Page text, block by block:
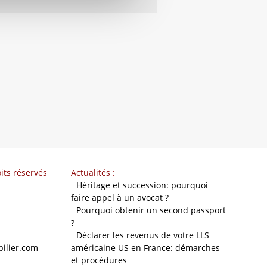
réservés
Actualités :
Héritage et succession: pourquoi
faire appel à un avocat ?
Pourquoi obtenir un second passport
?
Déclarer les revenus de votre LLS
américaine US en France: démarches
et procédures